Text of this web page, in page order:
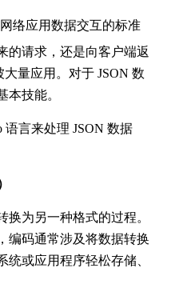
络应用数据交互的标准
的请求，还是向客户端返
量应用。对于 JSON 数
本技能。
言来处理 JSON 数据
为另一种格式的过程。
编码通常涉及将数据转换
统或应用程序轻松存储、